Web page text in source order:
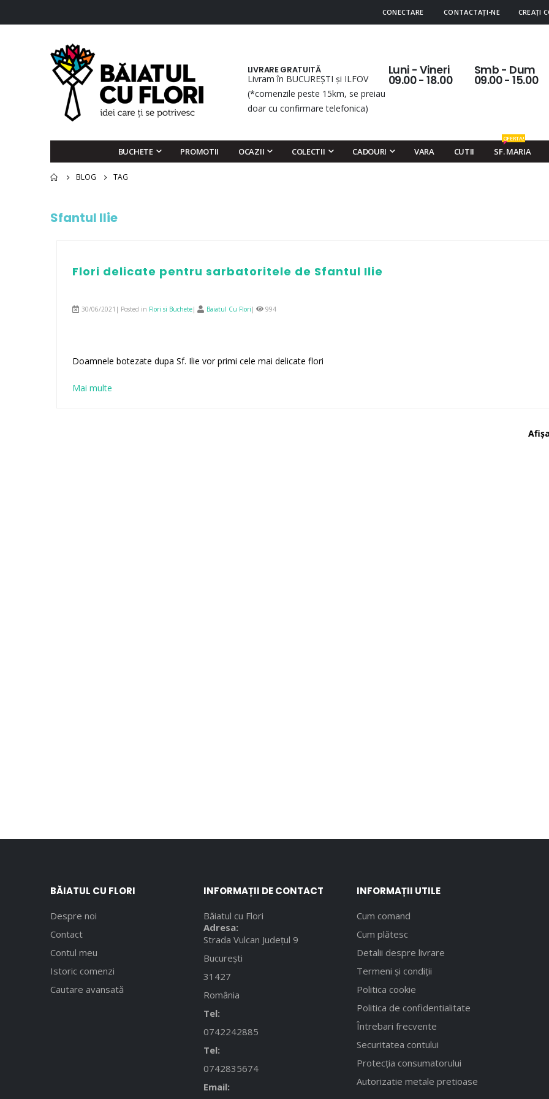
CONECTARE CONTACTAȚI-NE CREAȚI
LIVRARE GRATUITĂ
Livram în BUCUREȘTI și ILFOV
(*comenzile peste 15km, se preiau
doar cu confirmare telefonica)
Luni - Vineri
09.00 - 18.00
Smb - Dum
09.00 - 15.00
BUCHETE PROMOTII OCAZII COLECTII CADOURI VARA CUTII SF. MARIA
OFERTA!
BLOG TAG
Sfantul Ilie
Flori delicate pentru sarbatoritele de Sfantul Ilie
30/06/2021| Posted in Flori si Buchete| Baiatul Cu Flori | 994
Doamnele botezate dupa Sf. Ilie vor primi cele mai delicate flori
Mai multe
BĂIATUL CU FLORI
Despre noi
Contact
Contul meu
Istoric comenzi
Cautare avansată
INFORMAȚII DE CONTACT
Băiatul cu Flori
Adresa:
Strada Vulcan Județul 9
București
31427
România
Tel:
0742242885
Tel:
0742835674
Email:
INFORMAȚII UTILE
Cum comand
Cum plătesc
Detalii despre livrare
Termeni și condiții
Politica cookie
Politica de confidentialitate
Întrebari frecvente
Securitatea contului
Protecția consumatorului
Autorizatie metale pretioase